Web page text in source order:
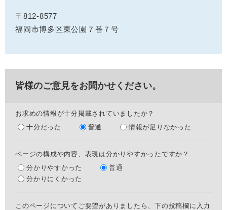
〒812-8577
福岡市博多区東公園７番７号
皆様のご意見をお聞かせください。
お求めの情報が十分掲載されていましたか？
十分だった
普通 情報が足りなかった
ページの構成や内容、表現は分かりやすかったですか？
分かりやすかった
普通
分かりにくかった
このページについてご要望がありましたら、下の投稿欄に入力